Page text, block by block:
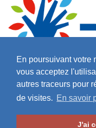
En poursuivant votre
vous acceptez
autres traceurs pour
de visites. En savoir
J'ai
Maires de